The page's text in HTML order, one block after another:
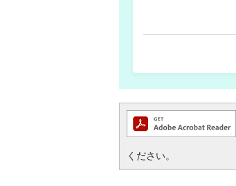
ください。